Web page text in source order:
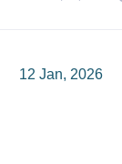
12 Jan, 2026